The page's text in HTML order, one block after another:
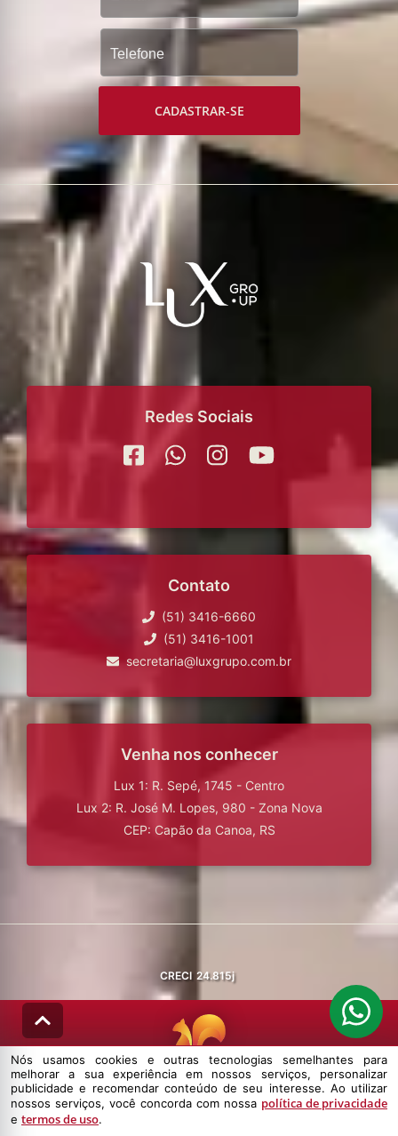
CADASTRAR-SE
Redes Sociais
Contato
(51) 3416-6660
(51) 3416-1001
secretaria@luxgrupo.com.br
Venha nos conhecer
Lux 1: R. Sepé, 1745 - Centro
Lux 2: R. José M. Lopes, 980 - Zona Nova
CEP: Capão da Canoa, RS
CRECI 24.815j
© DESENVOLVIDO PELAAGIL.NET
Nós usamos cookies e outras tecnologias semelhantes para melhorar a
sua experiência em nossos serviços, personalizar publicidade e
Nós usamos cookies e outras tecnologias semelhantes para
melhorar a sua experiência em nossos serviços, personalizar
publicidade e recomendar conteúdo de seu interesse. Ao utilizar
nossos serviços, você concorda com nossa política de privacidade
e termos de uso.